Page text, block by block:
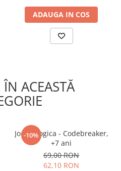
ADAUGA IN COS
ACEASTĂ
-10%
Joc de logica - Codebreaker,
+7 ani
69,00 RON
62,10 RON